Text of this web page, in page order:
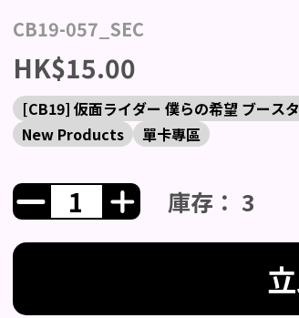
CB19-057_SEC
HK$15.00
[CB19] 仮面ライダー 僕らの希望 ブース
New Products
單卡專區
庫存： 3